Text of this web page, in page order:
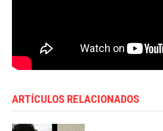
ARTÍCULOS RELACIONADOS